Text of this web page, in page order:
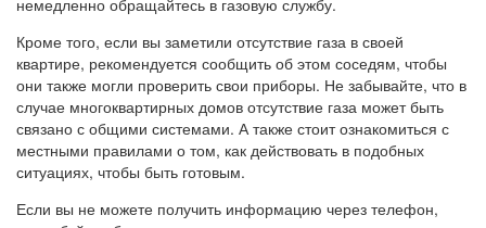
немедленно обращайтесь в газовую службу.
Кроме того, если вы заметили отсутствие газа в своей
квартире, рекомендуется сообщить об этом соседям, чтобы
они также могли проверить свои приборы. Не забывайте, что в
случае многоквартирных домов отсутствие газа может быть
связано с общими системами. А также стоит ознакомиться с
местными правилами о том, как действовать в подобных
ситуациях, чтобы быть готовым.
Если вы не можете получить информацию через телефон,